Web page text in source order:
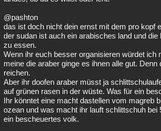
@pashton
das ist doch nicht dein ernst mit dem pro kopf
der sudan ist auch ein arabisches land und die
zu essen.
Wenn ihr euch besser organisieren würdet ich
meine die araber ginge es ihnen alle gut. Denn
reichen.
Aber ihr doofen araber müsst ja
auf grünen rasen in der wüste. Was für ein
Ihr könntet eine macht dastellen vom magreb
ozean und was macht ihr lauft schlittschuh bei
ein bescheuertes volk.